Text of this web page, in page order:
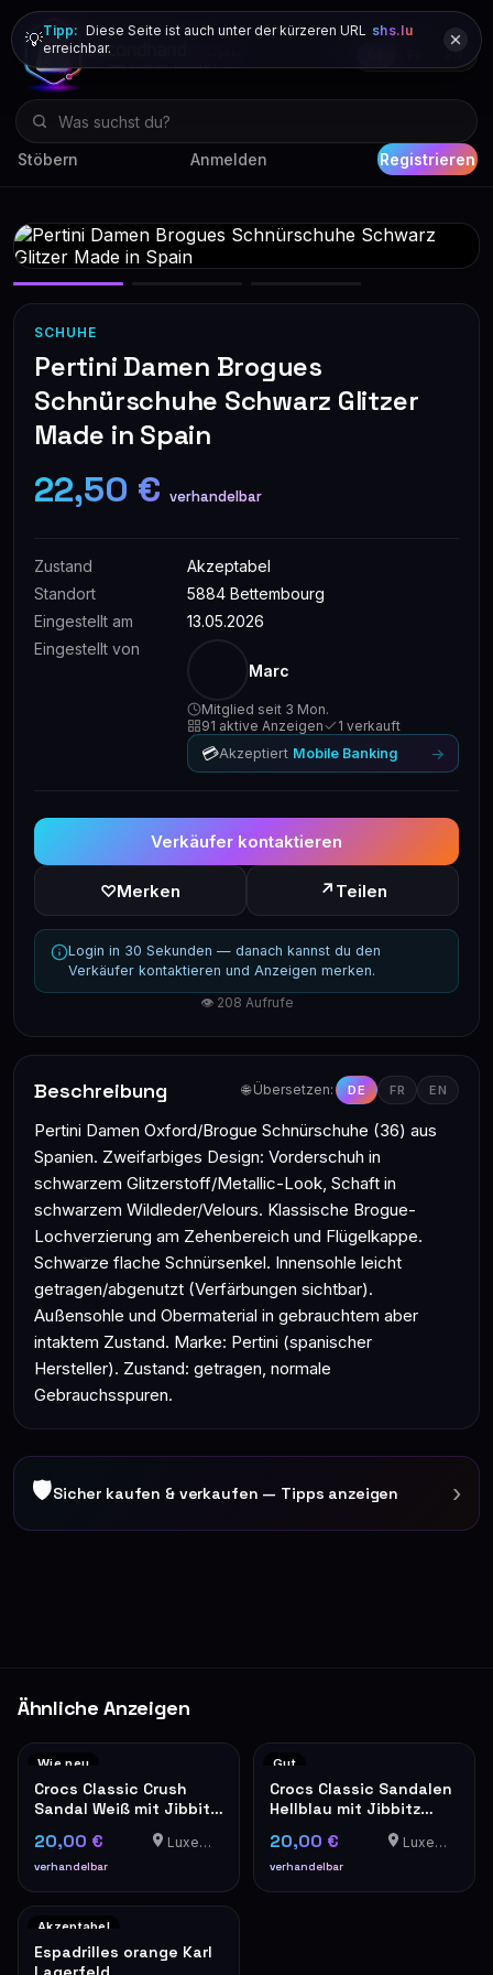
Stöbern Anmelden Registrieren
💡Tipp: Diese Seite ist auch unter der kürzeren URL shs.lu
erreichbar.
SCHUHE
Pertini Damen Brogues
Schnürschuhe Schwarz Glitzer
Made in Spain
22,50 € verhandelbar
Zustand
Akzeptabel
Standort
5884 Bettembourg
Eingestellt am
13.05.2026
Eingestellt von
Marc
Mitglied seit 3 Mon.
91 aktive Anzeigen
1 verkauft
💳Akzeptiert Mobile Banking →
Verkäufer kontaktieren
♡Merken ↗ Teilen
Login in 30 Sekunden — danach kannst du den
Verkäufer kontaktieren und Anzeigen merken.
👁 208 Aufrufe
Beschreibung 🌐 Übersetzen: DE FR EN
Pertini Damen Oxford/Brogue Schnürschuhe (36) aus
Spanien. Zweifarbiges Design: Vorderschuh in
schwarzem Glitzerstoff/Metallic-Look, Schaft in
schwarzem Wildleder/Velours. Klassische Brogue-
Lochverzierung am Zehenbereich und Flügelkappe.
Schwarze flache Schnürsenkel. Innensohle leicht
getragen/abgenutzt (Verfärbungen sichtbar).
Außensohle und Obermaterial in gebrauchtem aber
intaktem Zustand. Marke: Pertini (spanischer
Hersteller). Zustand: getragen, normale
Gebrauchsspuren.
🛡Sicher kaufen & verkaufen — Tipps anzeigen ›
Ähnliche Anzeigen
Wie neu
Crocs Classic Crush
Sandal Weiß mit Jibbitz
20,00 €
verhandelbar
Luxemburg
Gut
Crocs Classic Sandalen
Hellblau mit Jibbitz
20,00 €
verhandelbar
Luxemburg
Akzeptabel
Espadrilles orange Karl